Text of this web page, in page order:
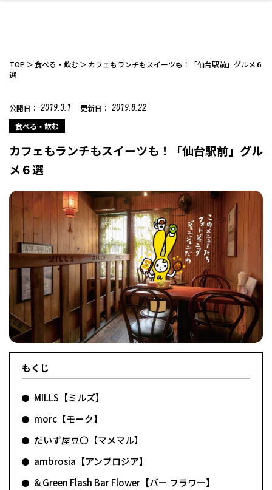
お酒 洋食 中華
和食 わんぱく 福島ローカルグル
メ
パン
ク
デート・友達と ひとりで アウトドア
温泉 体験 名所
レジャー・スポー
ツ施設
美容アイテム エイジングケア メンズ
フィットネス・や
せたい
鍼灸・整体・リラ
クゼーション
まつ毛サロン
脱毛
ファッション
スポーツ・アウト
ドア
ギフト・お土産 キッズ
インテリア 食品・酒 生活を彩るモノ
その他
保険 病院・クリニック ペット
趣味・スキルアッ
プ
保育園・こども園 子どもの習い事・
塾
幼稚園 教育
リフォーム・リノ
ベーション
自治体インフォ その他
TOP 食べる・飲む
カフェもランチもスイーツも！「仙台駅前」グルメ６
選
公開日： 2019.3.1 更新日： 2019.8.22
食べる・飲む
カフェもランチもスイーツも！「仙台駅前」グル
メ６選
もくじ
MILLS【ミルズ】
morc【モーク】
だいず屋豆〇【マメマル】
ambrosia【アンブロジア】
& Green Flash Bar Flower【バー フラワー】